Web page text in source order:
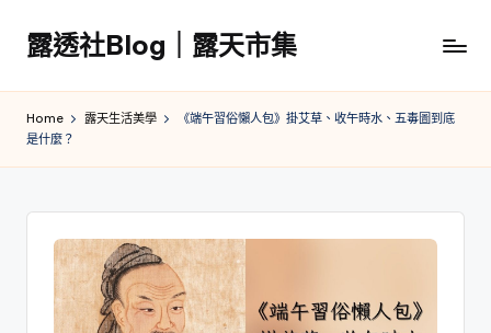
Skip
content
露透社Blog｜露天市集
社
Home 露天生活美學
《端午習俗懶人包》掛艾草、收午時水、五毒圖到底
是什麼？